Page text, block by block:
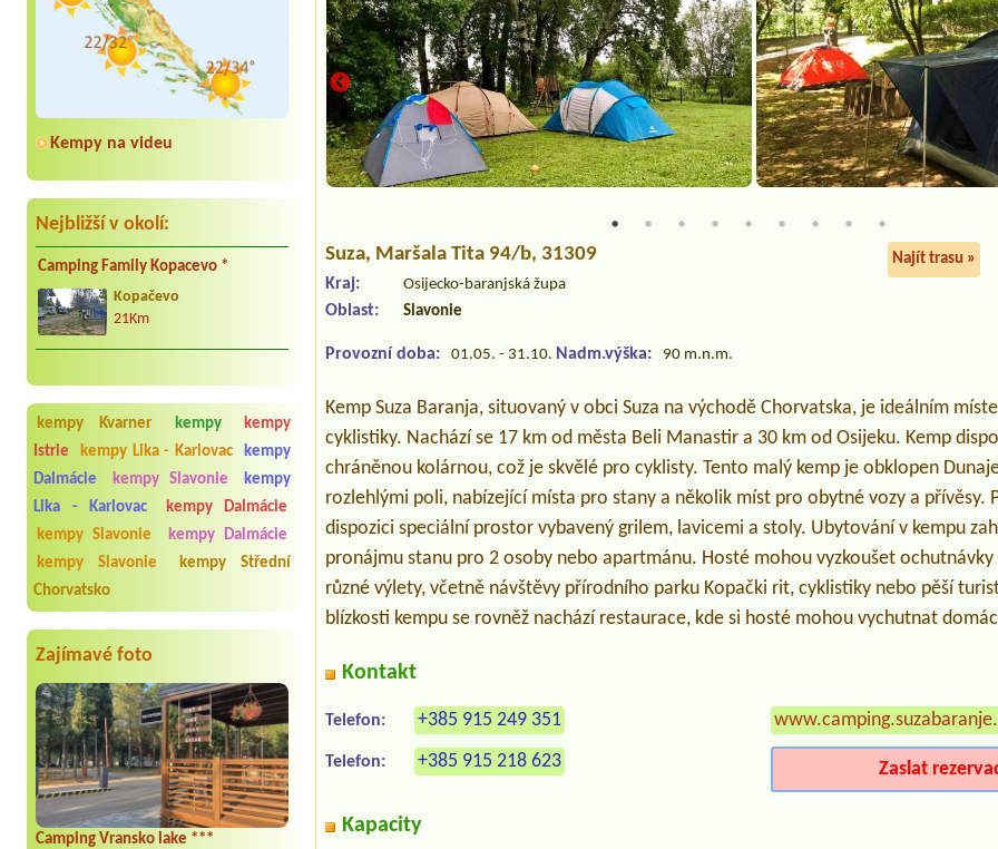
Kempy na videu
Nejbližší v okolí:
Camping Family Kopacevo *
Kopačevo
21Km
kempy Kvarner kempy
kempy
Istrie
kempy Lika - Karlovac
kempy
Dalmácie
kempy Slavonie
kempy
Lika - Karlovac
kempy Dalmácie
kempy Slavonie
kempy Dalmácie
kempy Slavonie
kempy Střední
Chorvatsko
Zajímavé foto
Camping Vransko lake ***
Suza, Maršala Tita 94/b, 31309 Najít trasu »
Kraj: Osijecko-baranjská župa
Oblast: Slavonie
Provozní doba: 01.05. - 31.10. Nadm.výška: 90 m.n.m.
Kemp Suza Baranja, situovaný v obci Suza na východě Chorvatska, je ideálním
cyklistiky. Nachází se 17 km od města Beli Manastir a 30 km od Osijeku. Kemp
chráněnou kolárnou, což je skvělé pro cyklisty. Tento malý kemp je obklopen
rozlehlými poli, nabízející místa pro stany a několik míst pro obytné vozy a přívěsy.
dispozici speciální prostor vybavený grilem, lavicemi a stoly. Ubytování v kempu
pronájmu stanu pro 2 osoby nebo apartmánu. Hosté mohou vyzkoušet
různé výlety, včetně návštěvy přírodního parku Kopački rit, cyklistiky nebo pěší
blízkosti kempu se rovněž nachází restaurace, kde si hosté mohou vychutnat
Kontakt
Telefon: +385 915 249 351
Telefon: +385 915 218 623 Zaslat
Kapacity